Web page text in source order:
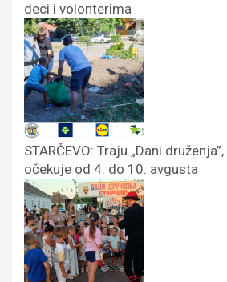
deci i volonterima
STARČEVO: Traju „Dani
očekuje od 4. do 10. avgusta